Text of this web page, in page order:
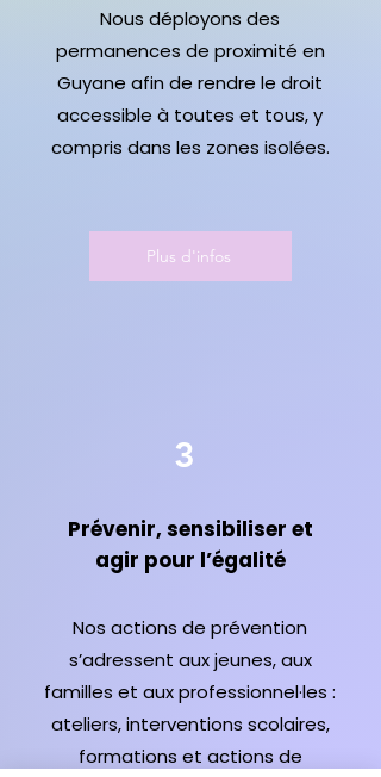
Nous déployons des
permanences de proximité en
Guyane afin de rendre le droit
accessible à toutes et tous, y
compris dans les zones isolées.
Plus d'infos
3
Prévenir, sensibiliser et
agir pour l’égalité
Nos actions de prévention
s’adressent aux jeunes, aux
familles et aux professionnel·les :
ateliers, interventions scolaires,
formations et actions de